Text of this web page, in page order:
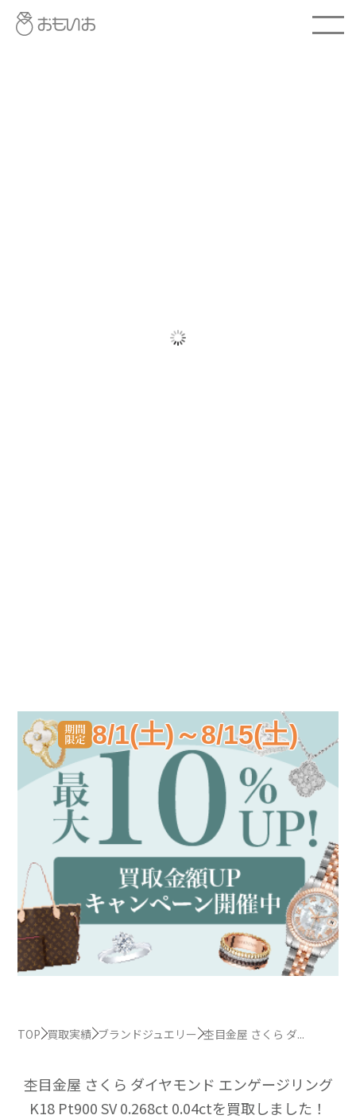
8/1(土)～8/15(土)
TOP 買取実績 ブランドジュエリー 杢目金屋 さくら ダ...
杢目金屋 さくら ダイヤモンド エンゲージリング
K18 Pt900 SV 0.268ct 0.04ctを買取しました！